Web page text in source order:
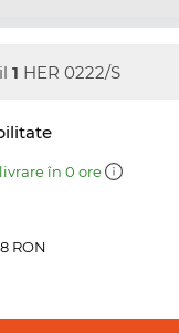
1 HER 0222/S
în 0 ore
RON